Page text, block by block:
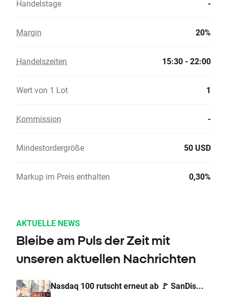
Handelstage -
Margin 20%
Handelszeiten 15:30 - 22:00
Wert von 1 Lot 1
Kommission -
Mindestordergröße 50 USD
Markup im Preis enthalten 0,30%
AKTUELLE NEWS
Bleibe am Puls der Zeit mit
unseren aktuellen Nachrichten
Nasdaq 100 rutscht erneut ab 🚩 SanDis...